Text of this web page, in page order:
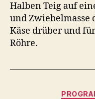
Halben Teig auf
und
Käse drüber und
Röhre.